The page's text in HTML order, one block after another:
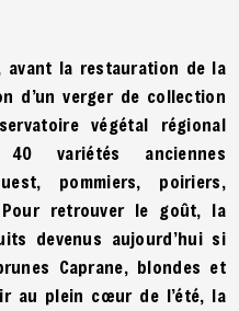
la restauration de la
d’un verger de collection
végétal régional
40 variétés anciennes
pommiers, poiriers,
retrouver le goût, la
devenus aujourd’hui si
Caprane, blondes et
au plein cœur de l’été, la